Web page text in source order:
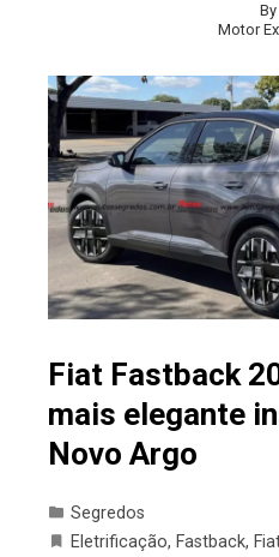
By
Motor
Fiat Fastback
mais elegante
Novo Argo
Segredos
Eletrificação, Fastback,